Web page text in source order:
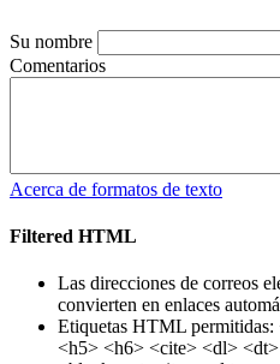
Su nombre
Comentarios
Acerca de formatos de texto
Filtered HTML
Las direcciones de correos
convierten en enlaces
Etiquetas HTML
<h5> <h6> <cite> <dl>